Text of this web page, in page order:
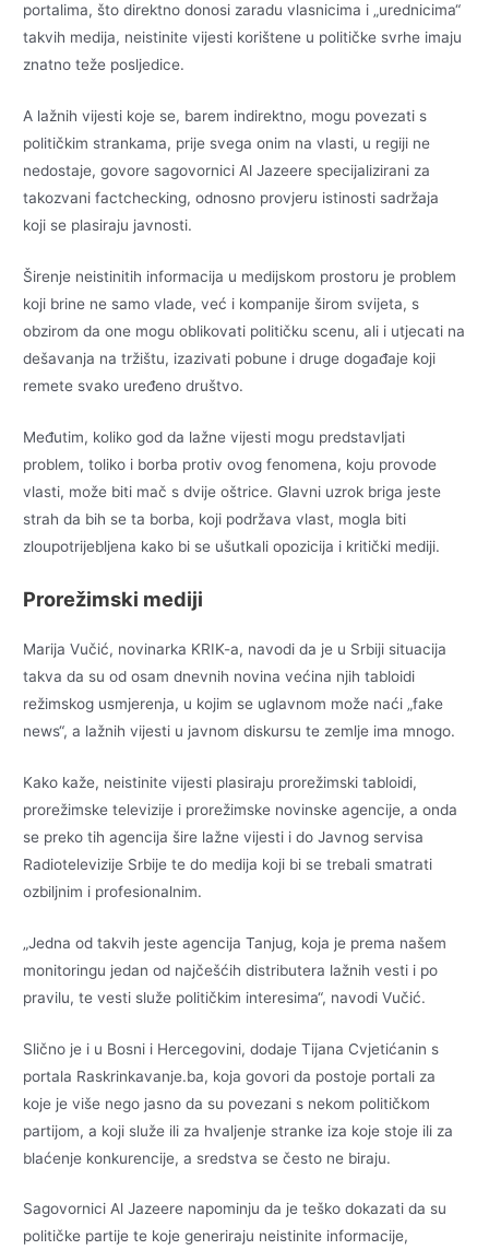
portalima, što direktno donosi zaradu vlasnicima i „urednicima“
takvih medija, neistinite vijesti korištene u političke svrhe imaju
znatno teže posljedice.
A lažnih vijesti koje se, barem indirektno, mogu povezati s
političkim strankama, prije svega onim na vlasti, u regiji ne
nedostaje, govore sagovornici Al Jazeere specijalizirani za
takozvani factchecking, odnosno provjeru istinosti sadržaja
koji se plasiraju javnosti.
Širenje neistinitih informacija u medijskom prostoru je problem
koji brine ne samo vlade, već i kompanije širom svijeta, s
obzirom da one mogu oblikovati političku scenu, ali i utjecati na
dešavanja na tržištu, izazivati pobune i druge događaje koji
remete svako uređeno društvo.
Međutim, koliko god da lažne vijesti mogu predstavljati
problem, toliko i borba protiv ovog fenomena, koju provode
vlasti, može biti mač s dvije oštrice. Glavni uzrok briga jeste
strah da bih se ta borba, koji podržava vlast, mogla biti
zloupotrijebljena kako bi se ušutkali opozicija i kritički mediji.
Prorežimski mediji
Marija Vučić, novinarka KRIK-a, navodi da je u Srbiji situacija
takva da su od osam dnevnih novina većina njih tabloidi
režimskog usmjerenja, u kojim se uglavnom može naći „fake
news“, a lažnih vijesti u javnom diskursu te zemlje ima mnogo.
Kako kaže, neistinite vijesti plasiraju prorežimski tabloidi,
prorežimske televizije i prorežimske novinske agencije, a onda
se preko tih agencija šire lažne vijesti i do Javnog servisa
Radiotelevizije Srbije te do medija koji bi se trebali smatrati
ozbiljnim i profesionalnim.
„Jedna od takvih jeste agencija Tanjug, koja je prema našem
monitoringu jedan od najčešćih distributera lažnih vesti i po
pravilu, te vesti služe političkim interesima“, navodi Vučić.
Slično je i u Bosni i Hercegovini, dodaje Tijana Cvjetićanin s
portala Raskrinkavanje.ba, koja govori da postoje portali za
koje je više nego jasno da su povezani s nekom političkom
partijom, a koji služe ili za hvaljenje stranke iza koje stoje ili za
blaćenje konkurencije, a sredstva se često ne biraju.
Sagovornici Al Jazeere napominju da je teško dokazati da su
političke partije te koje generiraju neistinite informacije,